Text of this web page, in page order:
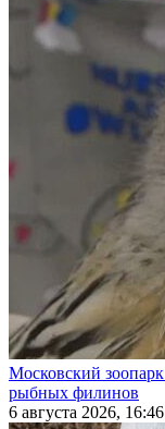
Московский
рыбных филинов
6 августа 2026, 16:46